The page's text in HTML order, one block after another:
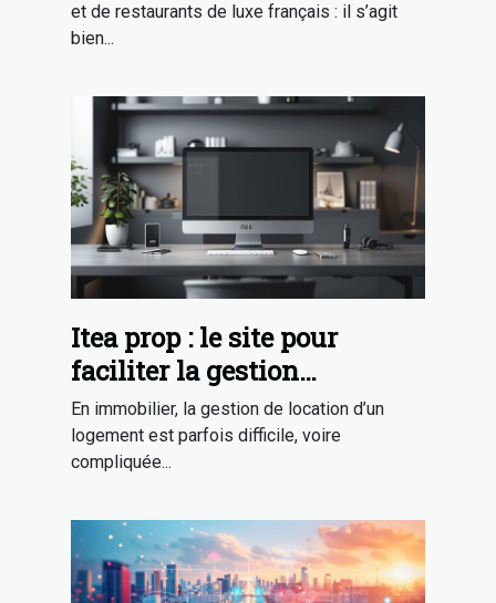
et de restaurants de luxe français : il s’agit
bien...
Itea prop : le site pour
faciliter la gestion
d’hébergement en gîtes
En immobilier, la gestion de location d’un
logement est parfois difficile, voire
compliquée...